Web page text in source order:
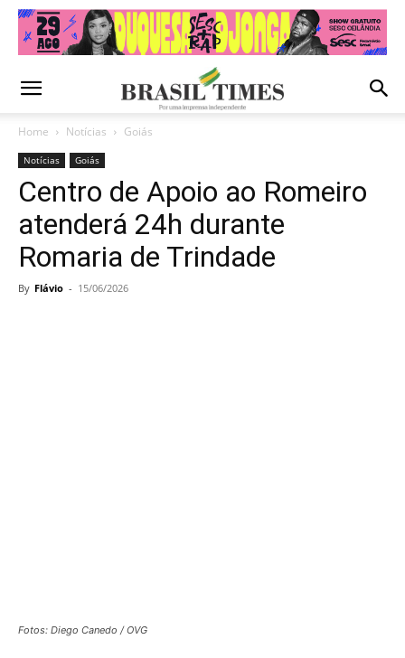
Home Notícias Goiás
Notícias Goiás
Centro de Apoio ao Romeiro
atenderá 24h durante
Romaria de Trindade
By Flávio - 15/06/2026
Fotos: Diego Canedo / OVG